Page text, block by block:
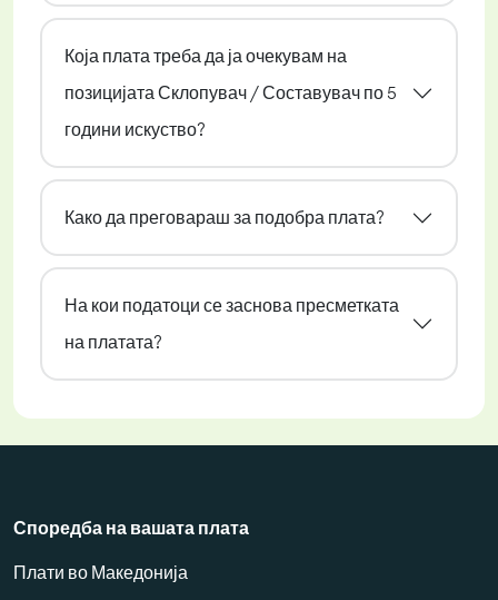
Која плата треба да ја очекувам на
позицијата Склопувач / Составувач по 5
години искуство?
Како да преговараш за подобра плата?
На кои податоци се заснова пресметката
на платата?
Споредба на вашата плата
Плати во Македонија